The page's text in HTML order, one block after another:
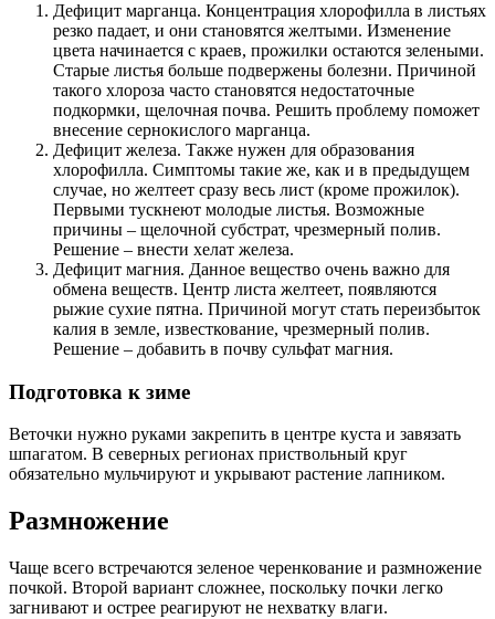
Дефицит марганца. Концентрация хлорофилла в листьях
резко падает, и они становятся желтыми. Изменение
цвета начинается с краев, прожилки остаются зелеными.
Старые листья больше подвержены болезни. Причиной
такого хлороза часто становятся недостаточные
подкормки, щелочная почва. Решить проблему поможет
внесение сернокислого марганца.
Дефицит железа. Также нужен для образования
хлорофилла. Симптомы такие же, как и в предыдущем
случае, но желтеет сразу весь лист (кроме прожилок).
Первыми тускнеют молодые листья. Возможные
причины – щелочной субстрат, чрезмерный полив.
Решение – внести хелат железа.
Дефицит магния. Данное вещество очень важно для
обмена веществ. Центр листа желтеет, появляются
рыжие сухие пятна. Причиной могут стать переизбыток
калия в земле, известкование, чрезмерный полив.
Решение – добавить в почву сульфат магния.
Подготовка к зиме
Веточки нужно руками закрепить в центре куста и завязать
шпагатом. В северных регионах приствольный круг
обязательно мульчируют и укрывают растение лапником.
Размножение
Чаще всего встречаются зеленое черенкование и размножение
почкой. Второй вариант сложнее, поскольку почки легко
загнивают и острее реагируют не нехватку влаги.